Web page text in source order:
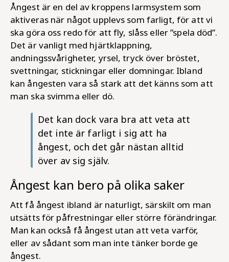
Ångest är en del av kroppens larmsystem som
aktiveras när något upplevs som farligt, för att vi
ska göra oss redo för att fly, slåss eller ”spela död”.
Det är vanligt med hjärtklappning,
andningssvårigheter, yrsel, tryck över bröstet,
svettningar, stickningar eller domningar. Ibland
kan ångesten vara så stark att det känns som att
man ska svimma eller dö.
Det kan dock vara bra att veta att
det inte är farligt i sig att ha
ångest, och det går nästan alltid
över av sig själv.
Ångest kan bero på olika saker
Att få ångest ibland är naturligt, särskilt om man
utsätts för påfrestningar eller större förändringar.
Man kan också få ångest utan att veta varför,
eller av sådant som man inte tänker borde ge
ångest.